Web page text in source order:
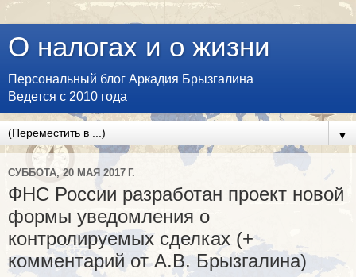
О налогах и о жизни
Персональный блог Аркадия Брызгалина
Ведется с 2010 года
▼
СУББОТА, 20 МАЯ 2017 Г.
ФНС России разработан проект новой
формы уведомления о
контролируемых сделках (+
комментарий от А.В. Брызгалина)